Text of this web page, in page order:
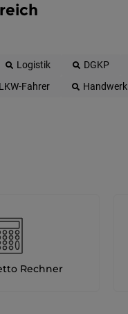
Logistik DGKP
LKW-Fahrer Handwerk
Rechner